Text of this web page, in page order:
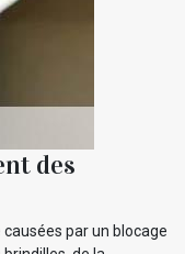
des
par un blocage